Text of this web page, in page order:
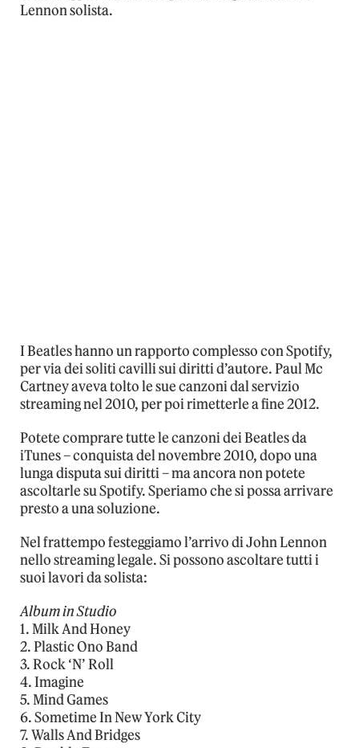
Lennon solista.
I Beatles hanno un rapporto complesso con Spotify,
per via dei soliti cavilli sui diritti d’autore. Paul Mc
Cartney aveva tolto le sue canzoni dal servizio
streaming nel 2010, per poi rimetterle a fine 2012.
Potete comprare tutte le canzoni dei Beatles da
iTunes – conquista del novembre 2010, dopo una
lunga disputa sui diritti – ma ancora non potete
ascoltarle su Spotify. Speriamo che si possa arrivare
presto a una soluzione.
Nel frattempo festeggiamo l’arrivo di John Lennon
nello streaming legale. Si possono ascoltare tutti i
suoi lavori da solista:
Album in Studio
1. Milk And Honey
2. Plastic Ono Band
3. Rock ‘N’ Roll
4. Imagine
5. Mind Games
6. Sometime In New York City
7. Walls And Bridges